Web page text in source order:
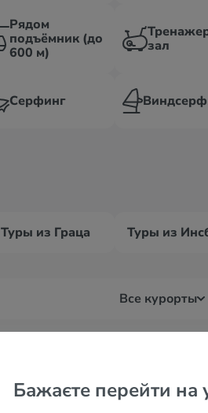
Бажаєте перейти на
Рядом
подъёмник (до
600 м)
зал
Серфинг
Туры из Граца Туры из
Все курорты